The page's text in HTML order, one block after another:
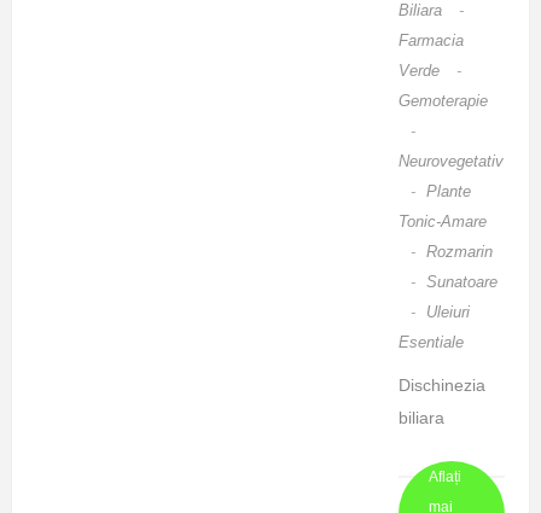
În debutul
, Mirela
Retegan,
Antrenorul
Părinților ...
Biliara
-
Farmacia
Verde
-
Gemoterapie
-
Neurovegetativ
- Plante
Tonic-Amare
- Rozmarin
- Sunatoare
-
Uleiuri
Esentiale
Dischinezia
biliara
„bila lenesa”
Aflați
mai